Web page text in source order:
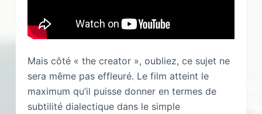
Mais côté « the creator », oubliez, ce sujet ne
sera même pas effleuré. Le film atteint le
maximum qu’il puisse donner en termes de
subtilité dialectique dans le simple